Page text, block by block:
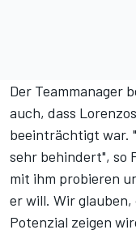
Der Teammanager
auch, dass
beeinträchtigt war.
sehr behindert", so
mit ihm probieren
er will. Wir
Potenzial zeigen